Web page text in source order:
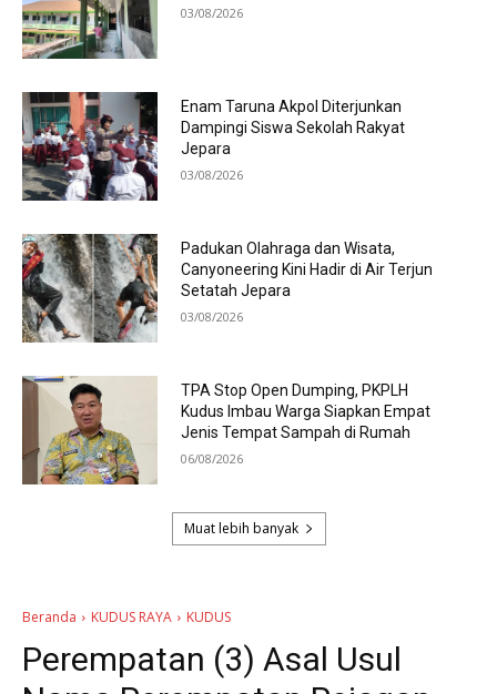
03/08/2026
Enam Taruna Akpol Diterjunkan
Dampingi Siswa Sekolah Rakyat
Jepara
03/08/2026
Padukan Olahraga dan Wisata,
Canyoneering Kini Hadir di Air Terjun
Setatah Jepara
03/08/2026
TPA Stop Open Dumping, PKPLH
Kudus Imbau Warga Siapkan Empat
Jenis Tempat Sampah di Rumah
06/08/2026
Muat lebih banyak